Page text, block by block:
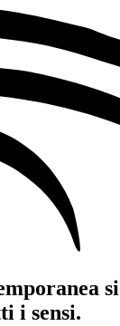
i sensi.